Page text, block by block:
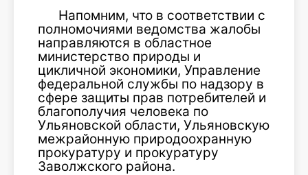
Напомним, что в соответствии с
полномочиями ведомства жалобы
направляются в областное
министерство природы и
цикличной экономики, Управление
федеральной службы по надзору в
сфере защиты прав потребителей и
благополучия человека по
Ульяновской области, Ульяновскую
межрайонную природоохранную
прокуратуру и прокуратуру
Заволжского района.